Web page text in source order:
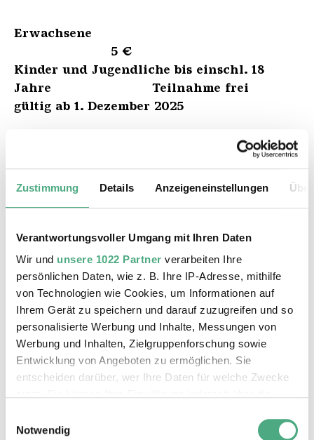
Zustimmung Details Anzeigeneinstellungen
Verantwortungsvoller Umgang mit Ihren Daten
Wir und unsere 1022 Partner verarbeiten Ihre
persönlichen Daten, wie z. B. Ihre IP-Adresse, mithilfe
von Technologien wie Cookies, um Informationen auf
Ihrem Gerät zu speichern und darauf zuzugreifen und so
personalisierte Werbung und Inhalte, Messungen von
Werbung und Inhalten, Zielgruppenforschung sowie
Entwicklung von Angeboten zu ermöglichen. Sie
entscheiden darüber, wer Ihre Daten für welche Zwecke
Trigger Symbol ändern oder widerrufen
Notwendig
Erwachsene
5 €
Kinder und Jugendliche bis einschl. 18
Jahre Teilnahme frei
gültig ab 1. Dezember 2025
Sie können Ihre Tickets in unserem
finden Sie hier.
ZUM TICKETSHOP
ab 6 Jahren
Der Preis der Führung ist im Eintrittspreis
enthalten.
Anmeldung Mo.- Fr. von 10-17 Uhr unter
06898 / 9 100 100 oder unter